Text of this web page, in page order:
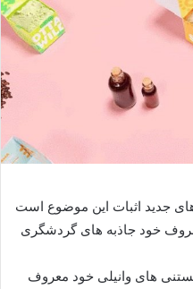
جدید اثبات این موضوع است
خود جاذبه های گردشگری
های وانیلی خود معروف